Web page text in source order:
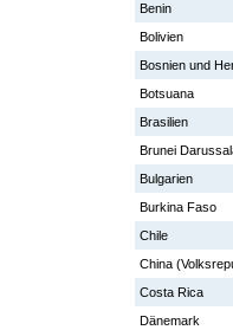
Benin
Bolivien
Bosnien und
Botsuana
Brasilien
Brunei
Bulgarien
Burkina Faso
Chile
China
Costa Rica
Dänemark